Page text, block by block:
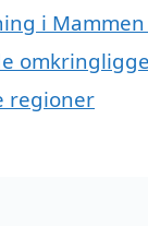
i
regioner